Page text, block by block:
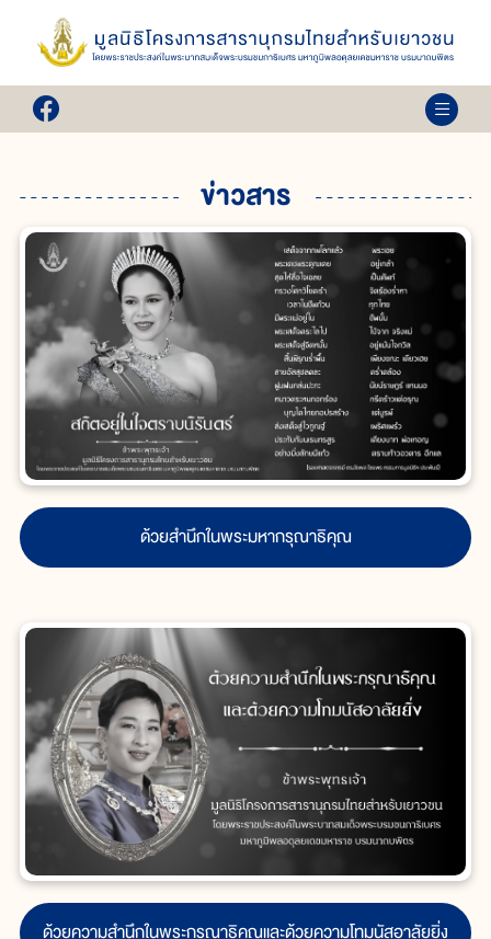
ข่าวสาร
ด้วยสำนึกในพระมหากรุณาธิคุณ
ด้วยความสำนึกในพระกรุณาธิคุณและด้วยความโทมนัสอาลัยยิ่ง